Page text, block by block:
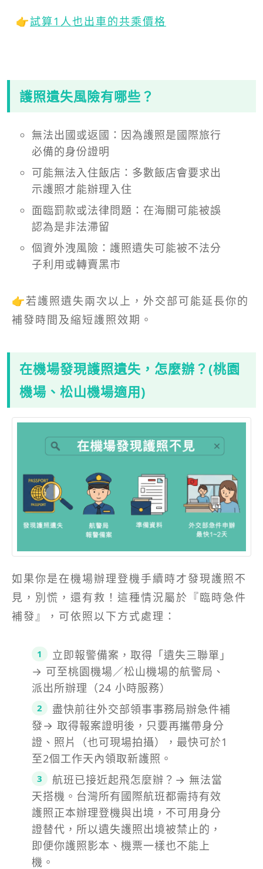
👉試算1人也出車的共乘價格
護照遺失風險有哪些？
無法出國或返國：因為護照是國際旅行
必備的身份證明
可能無法入住飯店：多數飯店會要求出
示護照才能辦理入住
面臨罰款或法律問題：在海關可能被誤
認為是非法滯留
個資外洩風險：護照遺失可能被不法分
子利用或轉賣黑市
👉若護照遺失兩次以上，外交部可能延長你的
補發時間及縮短護照效期。
在機場發現護照遺失，怎麼辦？(桃園
機場、松山機場適用)
如果你是在機場辦理登機手續時才發現護照不
見，別慌，還有救！這種情況屬於『臨時急件
補發』，可依照以下方式處理：
立即報警備案，取得「遺失三聯單」
→ 可至桃園機場／松山機場的航警局、
派出所辦理（24 小時服務）
盡快前往外交部領事事務局辦急件補
發→ 取得報案證明後，只要再攜帶身分
證、照片（也可現場拍攝），最快可於1
至2個工作天內領取新護照。
航班已接近起飛怎麼辦？→ 無法當
天搭機。台灣所有國際航班都需持有效
護照正本辦理登機與出境，不可用身分
證替代，所以遺失護照出境被禁止的，
即便你護照影本、機票一樣也不能上
機。